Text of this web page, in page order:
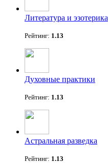
Литература и эзотерика
Рейтинг: 1.13
Духовные практики
Рейтинг: 1.13
Астральная разведка
Рейтинг: 1.13